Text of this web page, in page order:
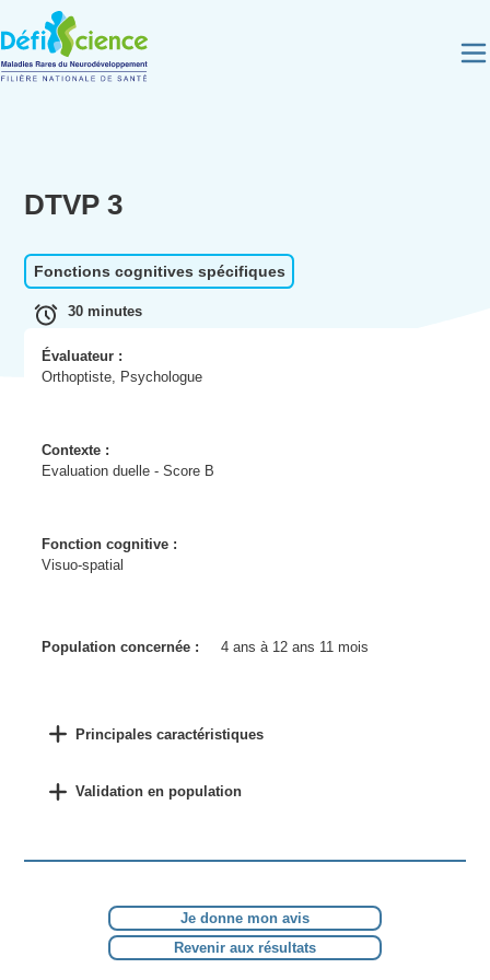
DTVP 3
Fonctions cognitives spécifiques
30 minutes
Évaluateur :
Orthoptiste, Psychologue
Contexte :
Evaluation duelle - Score B
Fonction cognitive :
Visuo-spatial
Population concernée : 4 ans à 12 ans 11 mois
Principales caractéristiques
Validation en population
Je donne mon avis
Revenir aux résultats
Panneau de gestion des cookies